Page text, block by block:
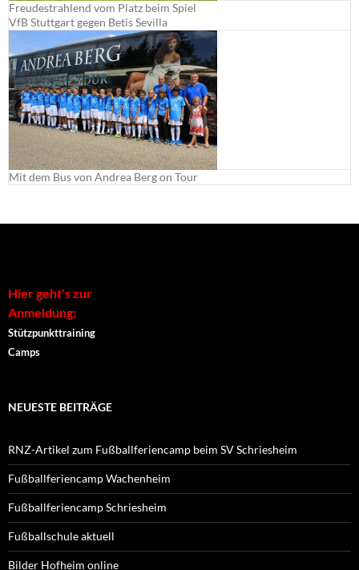
Freudestrahlend vom Platz beim Spiel
VfB Stuttgart gegen Betis Sevilla
Mit dem Bus von Andrea Berg on Tour
Hier geht's zur
Anmeldung:
Stützpunkttraining
Camps
NEUESTE BEITRÄGE
RNZ-Artikel zum Fußballferiencamp beim SV Schriesheim
Fußballferiencamp Wachenheim
Fußballferiencamp Schriesheim
Fußballschule aktuell
Bilder Hofheim online